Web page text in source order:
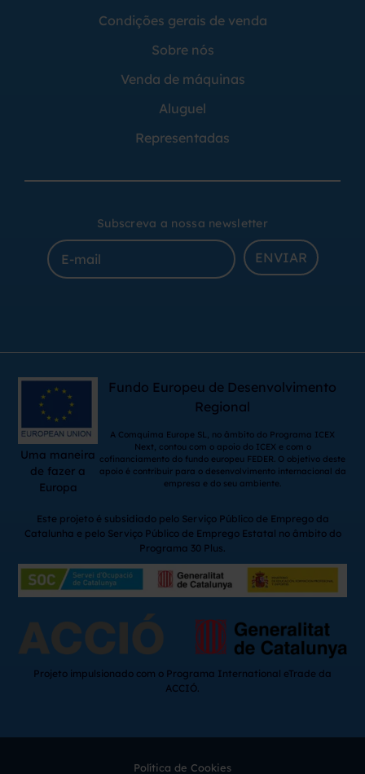
Condições gerais de venda
Sobre nós
Venda de máquinas
Aluguel
Representadas
Subscreva a nossa newsletter
ENVIAR
Uma maneira
de fazer a
Europa
Fundo Europeu de Desenvolvimento
Regional
A Comquima Europe SL, no âmbito do Programa ICEX
Next, contou com o apoio do ICEX e com o
cofinanciamento do fundo europeu FEDER. O objetivo deste
apoio é contribuir para o desenvolvimento internacional da
empresa e do seu ambiente.
Este projeto é subsidiado pelo Serviço Público de Emprego da
Catalunha e pelo Serviço Público de Emprego Estatal no âmbito do
Programa 30 Plus.
Projeto impulsionado com o Programa International eTrade da
ACCIÓ.
Política de Cookies